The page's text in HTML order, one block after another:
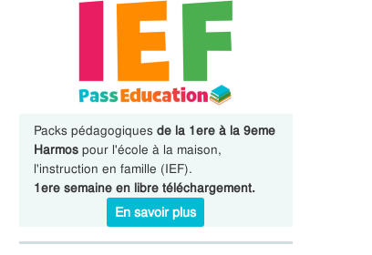
Packs pédagogiques de la 1ere à la 9eme
Harmospour l'école à la maison,
l'instruction en famille (IEF).
1ere semaine en libre téléchargement.
En savoir plus